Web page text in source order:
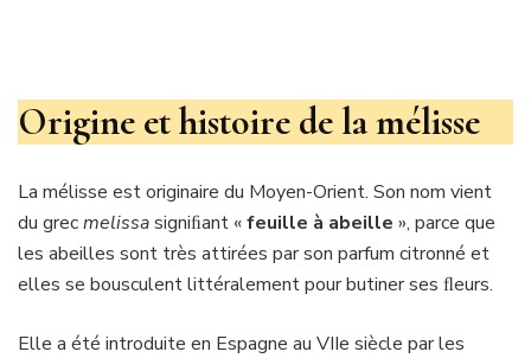
Origine et histoire de la mélisse
La mélisse est originaire du Moyen-Orient. Son nom vient
du grecmelissasigniﬁant «feuille à abeille », parce que
les abeilles sont très attirées par son parfum citronné et
elles se bousculent littéralement pour butiner ses ﬂeurs.
Elle a été introduite en Espagne au VIIe siècle par les